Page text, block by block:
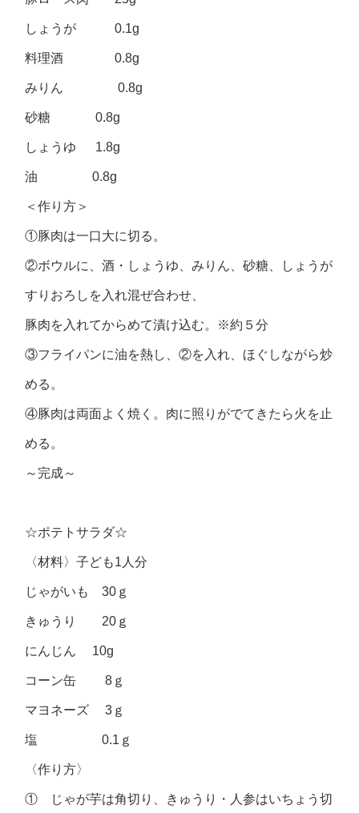
しょうが 0.1g
料理酒 0.8g
みりん 0.8g
砂糖 0.8g
しょうゆ 1.8g
油 0.8g
＜作り方＞
①豚肉は一口大に切る。
②ボウルに、酒・しょうゆ、みりん、砂糖、しょうが
すりおろしを入れ混ぜ合わせ、
豚肉を入れてからめて漬け込む。※約５分
③フライパンに油を熱し、②を入れ、ほぐしながら炒
める。
④豚肉は両面よく焼く。肉に照りがでてきたら火を止
める。
～完成～
☆ポテトサラダ☆
〈材料〉子ども1人分
じゃがいも 30ｇ
きゅうり 20ｇ
にんじん 10g
コーン缶 8ｇ
マヨネーズ 3ｇ
塩 0.1ｇ
〈作り方〉
① じゃが芋は角切り、きゅうり・人参はいちょう切